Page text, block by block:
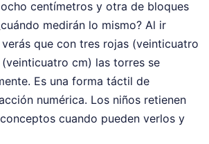
centímetros y otra de bloques
medirán lo mismo? Al ir
que con tres rojas (veinticuatro
cm) las torres se
Es una forma táctil de
numérica. Los niños retienen
cuando pueden verlos y